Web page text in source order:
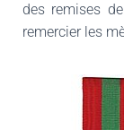
des remises
remercier les